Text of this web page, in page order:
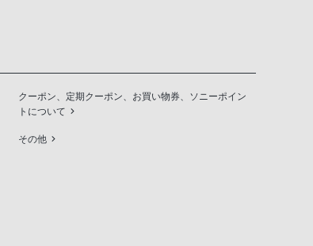
クーポン、定期クーポン、お買い物券、ソニーポイン
トについて
その他